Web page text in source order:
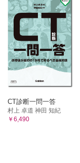
CT診断一問一答
村上 卓道 神田 知紀
￥6,490